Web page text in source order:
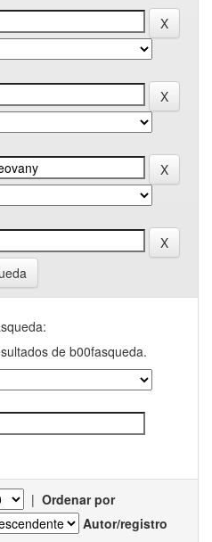
de b00fasqueda.
| Ordenar por
Autor/registro